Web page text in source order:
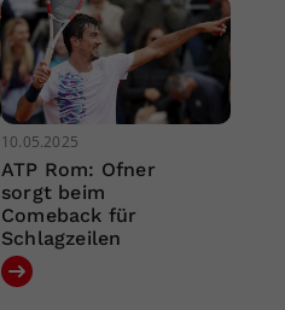
10.05.2025
ATP Rom: Ofner
sorgt beim
Comeback für
Schlagzeilen